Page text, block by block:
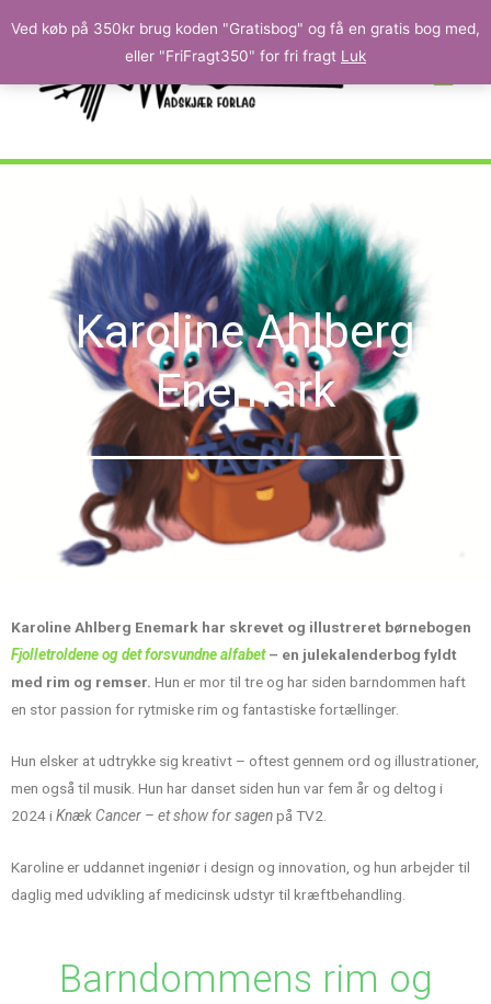
Ved køb på 350kr brug koden "Gratisbog" og få en gratis bog med,
eller "FriFragt350" for fri fragt Luk
Karoline Ahlberg
Enemark
Karoline Ahlberg Enemark har skrevet og illustreret børnebogen
Fjolletroldene og det forsvundne alfabet– en julekalenderbog fyldt
med rim og remser. Hun er mor til tre og har siden barndommen haft
en stor passion for rytmiske rim og fantastiske fortællinger.
Hun elsker at udtrykke sig kreativt – oftest gennem ord og illustrationer,
men også til musik. Hun har danset siden hun var fem år og deltog i
2024 iKnæk Cancer – et show for sagenpå TV2.
Karoline er uddannet ingeniør i design og innovation, og hun arbejder til
daglig med udvikling af medicinsk udstyr til kræftbehandling.
Barndommens rim og